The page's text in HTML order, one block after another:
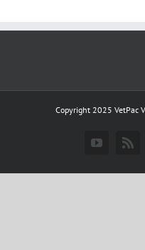
Copyright 2025 VetPac
YouTubeRss